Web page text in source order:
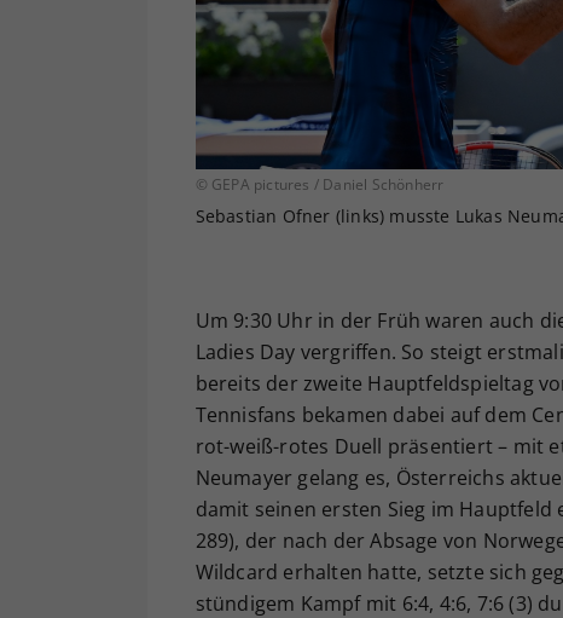
© GEPA pictures / Daniel Schönherr
Sebastian Ofner (links) musste Lukas
Um 9:30 Uhr in der Früh waren auch
Ladies Day vergriffen. So steigt
bereits der zweite Hauptfeldspieltag
Tennisfans bekamen dabei auf dem
rot-weiß-rotes Duell präsentiert – mit
Neumayer gelang es, Österreichs
damit seinen ersten Sieg im Hauptfeld
289), der nach der Absage von
Wildcard erhalten hatte, setzte sich
stündigem Kampf mit 6:4, 4:6, 7:6 (3)